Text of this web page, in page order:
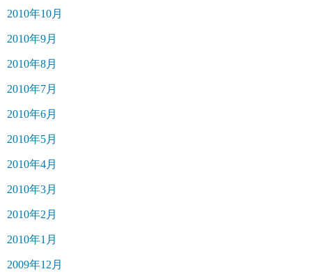
2010年10月
2010年9月
2010年8月
2010年7月
2010年6月
2010年5月
2010年4月
2010年3月
2010年2月
2010年1月
2009年12月